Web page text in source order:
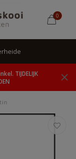
0
TIJDELIJK